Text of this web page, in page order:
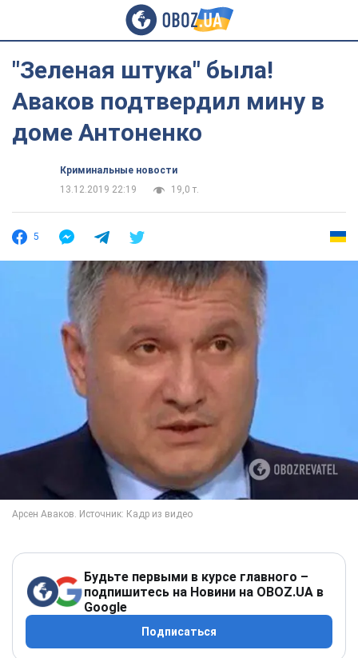
"Зеленая штука" была!
Аваков подтвердил мину в
доме Антоненко
Криминальные новости
13.12.2019 22:19
19,0 т.
5
Будьте первыми в курсе главного –
подпишитесь на Новини на OBOZ.UA в
Google
Подписаться